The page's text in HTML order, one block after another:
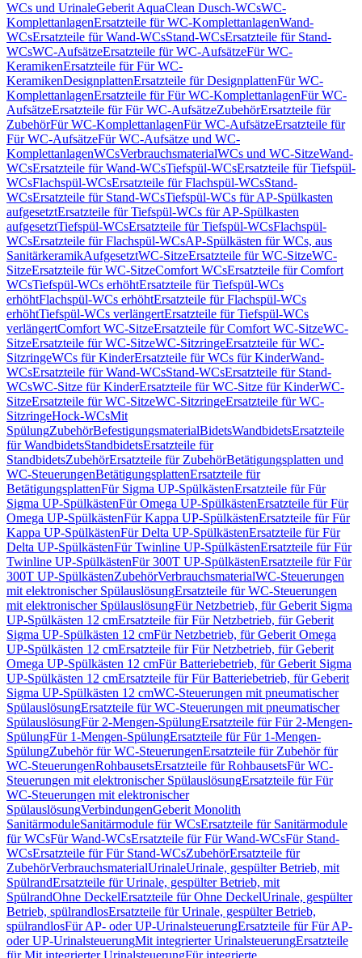
WCs und UrinaleGeberit AquaClean Dusch-WCsWC-
KomplettanlagenErsatzteile für WC-KomplettanlagenWand-
WCsErsatzteile für Wand-WCsStand-WCsErsatzteile für Stand-
WCsWC-AufsätzeErsatzteile für WC-AufsätzeFür WC-
KeramikenErsatzteile für Für WC-
KeramikenDesignplattenErsatzteile für DesignplattenFür WC-
KomplettanlagenErsatzteile für Für WC-KomplettanlagenFür WC-
AufsätzeErsatzteile für Für WC-AufsätzeZubehörErsatzteile für
ZubehörFür WC-KomplettanlagenFür WC-AufsätzeErsatzteile für
Für WC-AufsätzeFür WC-Aufsätze und WC-
KomplettanlagenWCsVerbrauchsmaterialWCs und WC-SitzeWand-
WCsErsatzteile für Wand-WCsTiefspül-WCsErsatzteile für Tiefspül-
WCsFlachspül-WCsErsatzteile für Flachspül-WCsStand-
WCsErsatzteile für Stand-WCsTiefspül-WCs für AP-Spülkasten
aufgesetztErsatzteile für Tiefspül-WCs für AP-Spülkasten
aufgesetztTiefspül-WCsErsatzteile für Tiefspül-WCsFlachspül-
WCsErsatzteile für Flachspül-WCsAP-Spülkästen für WCs, aus
SanitärkeramikAufgesetztWC-SitzeErsatzteile für WC-SitzeWC-
SitzeErsatzteile für WC-SitzeComfort WCsErsatzteile für Comfort
WCsTiefspül-WCs erhöhtErsatzteile für Tiefspül-WCs
erhöhtFlachspül-WCs erhöhtErsatzteile für Flachspül-WCs
erhöhtTiefspül-WCs verlängertErsatzteile für Tiefspül-WCs
verlängertComfort WC-SitzeErsatzteile für Comfort WC-SitzeWC-
SitzeErsatzteile für WC-SitzeWC-SitzringeErsatzteile für WC-
SitzringeWCs für KinderErsatzteile für WCs für KinderWand-
WCsErsatzteile für Wand-WCsStand-WCsErsatzteile für Stand-
WCsWC-Sitze für KinderErsatzteile für WC-Sitze für KinderWC-
SitzeErsatzteile für WC-SitzeWC-SitzringeErsatzteile für WC-
SitzringeHock-WCsMit
SpülungZubehörBefestigungsmaterialBidetsWandbidetsErsatzteile
für WandbidetsStandbidetsErsatzteile für
StandbidetsZubehörErsatzteile für ZubehörBetätigungsplatten und
WC-SteuerungenBetätigungsplattenErsatzteile für
BetätigungsplattenFür Sigma UP-SpülkästenErsatzteile für Für
Sigma UP-SpülkästenFür Omega UP-SpülkästenErsatzteile für Für
Omega UP-SpülkästenFür Kappa UP-SpülkästenErsatzteile für Für
Kappa UP-SpülkästenFür Delta UP-SpülkästenErsatzteile für Für
Delta UP-SpülkästenFür Twinline UP-SpülkästenErsatzteile für Für
Twinline UP-SpülkästenFür 300T UP-SpülkästenErsatzteile für Für
300T UP-SpülkästenZubehörVerbrauchsmaterialWC-Steuerungen
mit elektronischer SpülauslösungErsatzteile für WC-Steuerungen
mit elektronischer SpülauslösungFür Netzbetrieb, für Geberit Sigma
UP-Spülkästen 12 cmErsatzteile für Für Netzbetrieb, für Geberit
Sigma UP-Spülkästen 12 cmFür Netzbetrieb, für Geberit Omega
UP-Spülkästen 12 cmErsatzteile für Für Netzbetrieb, für Geberit
Omega UP-Spülkästen 12 cmFür Batteriebetrieb, für Geberit Sigma
UP-Spülkästen 12 cmErsatzteile für Für Batteriebetrieb, für Geberit
Sigma UP-Spülkästen 12 cmWC-Steuerungen mit pneumatischer
SpülauslösungErsatzteile für WC-Steuerungen mit pneumatischer
SpülauslösungFür 2-Mengen-SpülungErsatzteile für Für 2-Mengen-
SpülungFür 1-Mengen-SpülungErsatzteile für Für 1-Mengen-
SpülungZubehör für WC-SteuerungenErsatzteile für Zubehör für
WC-SteuerungenRohbausetsErsatzteile für RohbausetsFür WC-
Steuerungen mit elektronischer SpülauslösungErsatzteile für Für
WC-Steuerungen mit elektronischer
SpülauslösungVerbindungenGeberit Monolith
SanitärmoduleSanitärmodule für WCsErsatzteile für Sanitärmodule
für WCsFür Wand-WCsErsatzteile für Für Wand-WCsFür Stand-
WCsErsatzteile für Für Stand-WCsZubehörErsatzteile für
ZubehörVerbrauchsmaterialUrinaleUrinale, gespülter Betrieb, mit
SpülrandErsatzteile für Urinale, gespülter Betrieb, mit
SpülrandOhne DeckelErsatzteile für Ohne DeckelUrinale, gespülter
Betrieb, spülrandlosErsatzteile für Urinale, gespülter Betrieb,
spülrandlosFür AP- oder UP-UrinalsteuerungErsatzteile für Für AP-
oder UP-UrinalsteuerungMit integrierter UrinalsteuerungErsatzteile
für Mit integrierter UrinalsteuerungFür integrierte